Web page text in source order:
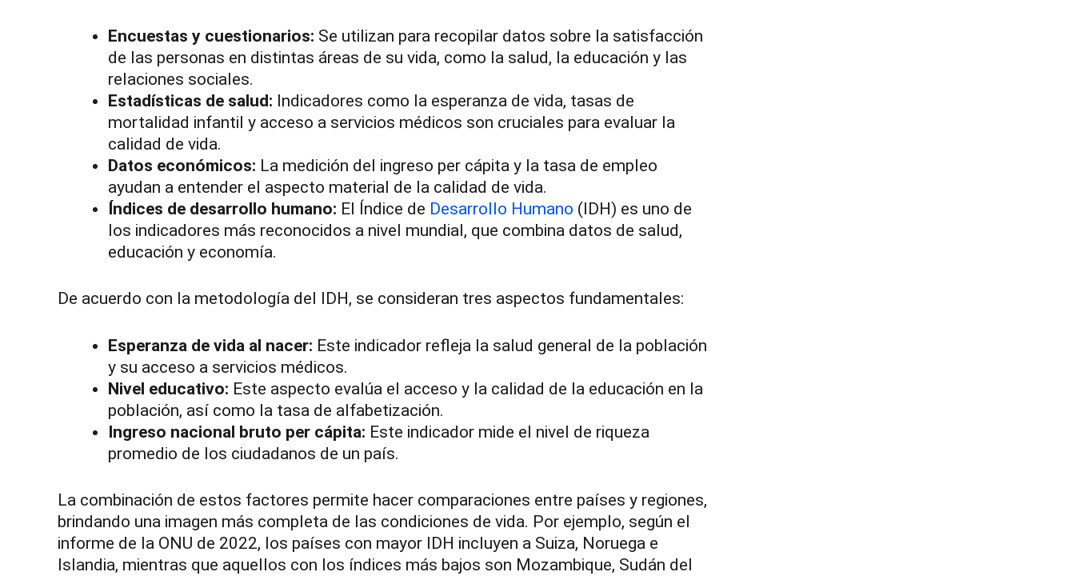
Encuestas y cuestionarios: Se utilizan para recopilar datos sobre la satisfacción
de las personas en distintas áreas de su vida, como la salud, la educación y las
relaciones sociales.
Estadísticas de salud: Indicadores como la esperanza de vida, tasas de
mortalidad infantil y acceso a servicios médicos son cruciales para evaluar la
calidad de vida.
Datos económicos: La medición del ingreso per cápita y la tasa de empleo
ayudan a entender el aspecto material de la calidad de vida.
Índices de desarrollo humano: El Índice de Desarrollo Humano (IDH) es uno de
los indicadores más reconocidos a nivel mundial, que combina datos de salud,
educación y economía.
De acuerdo con la metodología del IDH, se consideran tres aspectos fundamentales:
Esperanza de vida al nacer: Este indicador refleja la salud general de la población
y su acceso a servicios médicos.
Nivel educativo: Este aspecto evalúa el acceso y la calidad de la educación en la
población, así como la tasa de alfabetización.
Ingreso nacional bruto per cápita: Este indicador mide el nivel de riqueza
promedio de los ciudadanos de un país.
La combinación de estos factores permite hacer comparaciones entre países y regiones,
brindando una imagen más completa de las condiciones de vida. Por ejemplo, según el
informe de la ONU de 2022, los países con mayor IDH incluyen a Suiza, Noruega e
Islandia, mientras que aquellos con los índices más bajos son Mozambique, Sudán del